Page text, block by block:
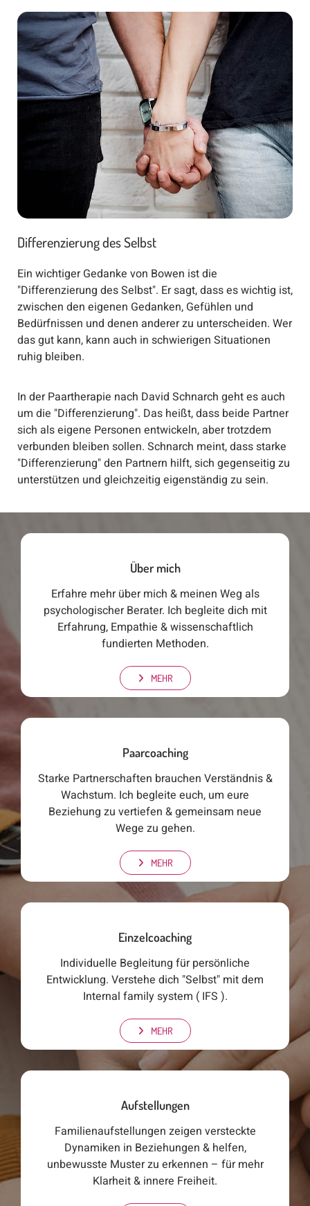
Differenzierung des Selbst
Ein wichtiger Gedanke von Bowen ist die
"Differenzierung des Selbst". Er sagt, dass es wichtig ist,
zwischen den eigenen Gedanken, Gefühlen und
Bedürfnissen und denen anderer zu unterscheiden. Wer
das gut kann, kann auch in schwierigen Situationen
ruhig bleiben.
In der Paartherapie nach David Schnarch geht es auch
um die "Differenzierung". Das heißt, dass beide Partner
sich als eigene Personen entwickeln, aber trotzdem
verbunden bleiben sollen. Schnarch meint, dass starke
"Differenzierung" den Partnern hilft, sich gegenseitig zu
unterstützen und gleichzeitig eigenständig zu sein.
Über mich
Erfahre mehr über mich & meinen Weg als
psychologischer Berater. Ich begleite dich mit
Erfahrung, Empathie & wissenschaftlich
fundierten Methoden.
MEHR
Paarcoaching
Starke Partnerschaften brauchen Verständnis &
Wachstum. Ich begleite euch, um eure
Beziehung zu vertiefen & gemeinsam neue
Wege zu gehen.
MEHR
Einzelcoaching
Individuelle Begleitung für persönliche
Entwicklung. Verstehe dich "Selbst" mit dem
Internal family system ( IFS ).
MEHR
Aufstellungen
Familienaufstellungen zeigen versteckte
Dynamiken in Beziehungen & helfen,
unbewusste Muster zu erkennen – für mehr
Klarheit & innere Freiheit.